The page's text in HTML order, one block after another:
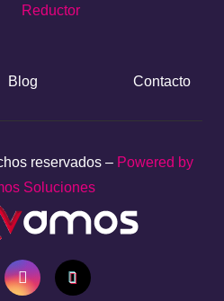
Reductor
Blog Contacto
reservados – Powered by
Soluciones